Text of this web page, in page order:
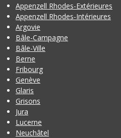
Appenzell Rhodes-Extérieures
Appenzell Rhodes-Intérieures
Argovie
Bâle-Campagne
Bâle-Ville
Berne
Fribourg
Genève
Glaris
Grisons
Jura
Lucerne
Neuchâtel